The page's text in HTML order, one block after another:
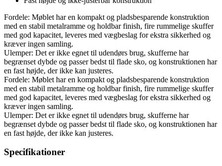
Fordele: Møblet har en kompakt og pladsbesparende konstruktion
med en stabil metalramme og holdbar finish, fire rummelige skuffer
med god kapacitet, leveres med vægbeslag for ekstra sikkerhed og
kræver ingen samling.
Ulemper: Det er ikke egnet til udendørs brug, skufferne har
begrænset dybde og passer bedst til flade sko, og konstruktionen har
en fast højde, der ikke kan justeres.
Fordele: Møblet har en kompakt og pladsbesparende konstruktion
med en stabil metalramme og holdbar finish, fire rummelige skuffer
med god kapacitet, leveres med vægbeslag for ekstra sikkerhed og
kræver ingen samling.
Ulemper: Det er ikke egnet til udendørs brug, skufferne har
begrænset dybde og passer bedst til flade sko, og konstruktionen har
en fast højde, der ikke kan justeres.
Specifikationer